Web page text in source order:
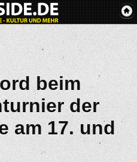
beim
der
am 17. und